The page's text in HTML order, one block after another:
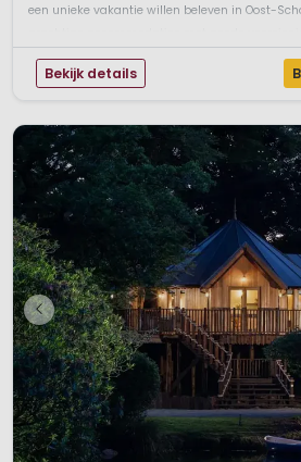
een unieke vakantie willen beleven in Oost-
Bekijk details